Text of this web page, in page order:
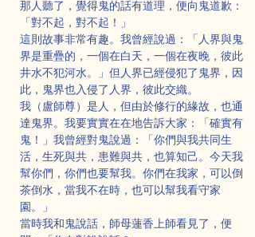
那人聽了，覺得鬼的話有道理，便向鬼道歉：
「對不起，對不起！」
這則故事非常有趣。我曾經說過：「人界與鬼
界是重疊的，一個在白天，一個在夜晚，彼此
井水不犯河水。」但人界已經侵犯了鬼界，因
此，鬼界也入侵了人界，彼此交織。
我（盧師尊）是人，但由於修行的緣故，也通
達鬼界。我要實實在在地告訴大家：「確實有
鬼！」我曾經對鬼說過：「你們與我共同生
活，生死與共，患難與共，也算知己。今天我
幫你們，你們也要幫我。你們在我家，可以倒
茶倒水，當我不在時，也可以幫我看守家
園。」
當時我和鬼說話，師母蓮香上師看見了，便